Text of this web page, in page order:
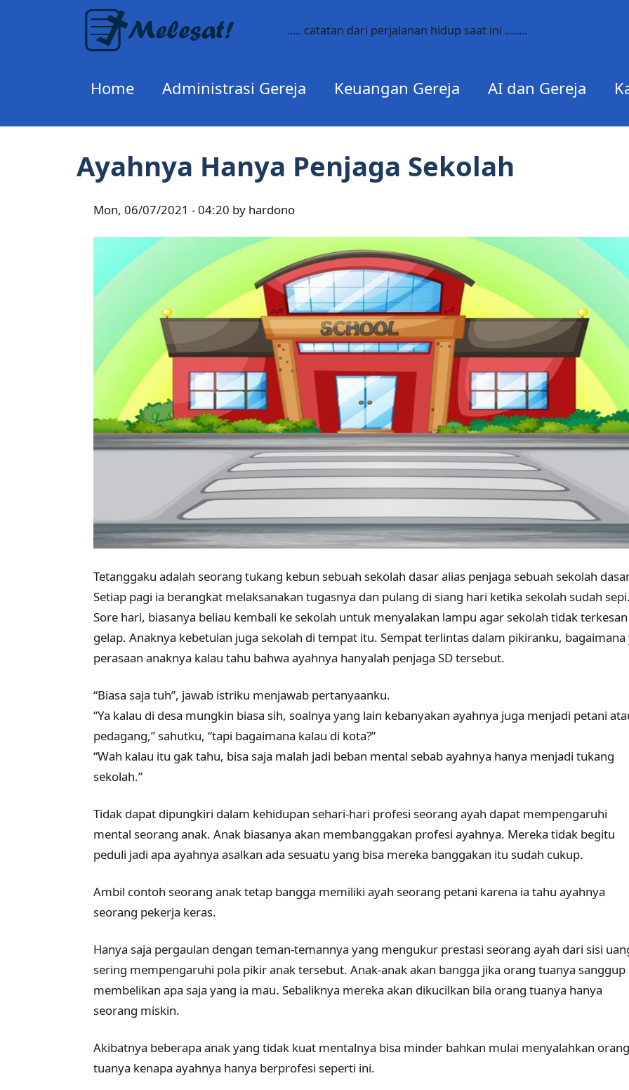
..... catatan dari perjalanan hidup saat ini ........
Home Administrasi Gereja Keuangan Gereja AI dan Gereja
Ayahnya Hanya Penjaga Sekolah
Mon, 06/07/2021 - 04:20 by hardono
Tetanggaku adalah seorang tukang kebun sebuah sekolah dasar alias penjaga sebuah sekolah
Setiap pagi ia berangkat melaksanakan tugasnya dan pulang di siang hari ketika sekolah sudah
Sore hari, biasanya beliau kembali ke sekolah untuk menyalakan lampu agar sekolah tidak terkesan
gelap. Anaknya kebetulan juga sekolah di tempat itu. Sempat terlintas dalam pikiranku, bagaimana
perasaan anaknya kalau tahu bahwa ayahnya hanyalah penjaga SD tersebut.
“Biasa saja tuh”, jawab istriku menjawab pertanyaanku.
“Ya kalau di desa mungkin biasa sih, soalnya yang lain kebanyakan ayahnya juga menjadi petani
pedagang,” sahutku, “tapi bagaimana kalau di kota?”
“Wah kalau itu gak tahu, bisa saja malah jadi beban mental sebab ayahnya hanya menjadi tukang
sekolah.”
Tidak dapat dipungkiri dalam kehidupan sehari-hari profesi seorang ayah dapat mempengaruhi
mental seorang anak. Anak biasanya akan membanggakan profesi ayahnya. Mereka tidak begitu
peduli jadi apa ayahnya asalkan ada sesuatu yang bisa mereka banggakan itu sudah cukup.
Ambil contoh seorang anak tetap bangga memiliki ayah seorang petani karena ia tahu ayahnya
seorang pekerja keras.
Hanya saja pergaulan dengan teman-temannya yang mengukur prestasi seorang ayah dari sisi
sering mempengaruhi pola pikir anak tersebut. Anak-anak akan bangga jika orang tuanya sanggup
membelikan apa saja yang ia mau. Sebaliknya mereka akan dikucilkan bila orang tuanya hanya
seorang miskin.
Akibatnya beberapa anak yang tidak kuat mentalnya bisa minder bahkan mulai menyalahkan orang
tuanya kenapa ayahnya hanya berprofesi seperti ini.